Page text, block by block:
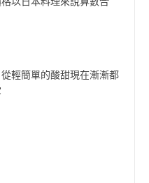
輕簡單的酸甜現在漸漸都